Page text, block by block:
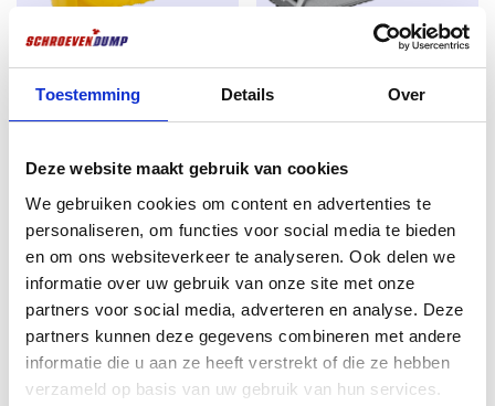
Toestemming Details Over
Deze website maakt gebruik van cookies
We gebruiken cookies om content en advertenties te
personaliseren, om functies voor social media te bieden
en om ons websiteverkeer te analyseren. Ook delen we
informatie over uw gebruik van onze site met onze
partners voor social media, adverteren en analyse. Deze
partners kunnen deze gegevens combineren met andere
informatie die u aan ze heeft verstrekt of die ze hebben
verzameld op basis van uw gebruik van hun services.
Montage van houten en kunststof
raamkozijnen
het gebruik van pluggen
Stanley Rolbandmaat 8m x
25mm – 1-30-457 –
€11,12
excl. BTW:€9,19
Nog 9 op voorraad
Stanley Surform Schaaf voor
Gipsplaten – 140 mm Metaal